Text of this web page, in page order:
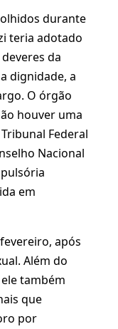
durante
teria adotado
da
dignidade, a
O órgão
houver uma
Federal
Nacional
em
após
Além do
também
que
por